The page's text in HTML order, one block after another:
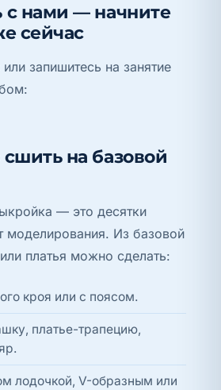
с нами — начните
сейчас
запишитесь на занятие
на базовой
— это десятки
моделирования. Из базовой
платья можно сделать:
кроя или с поясом.
платье-трапецию,
лодочкой, V-образным или